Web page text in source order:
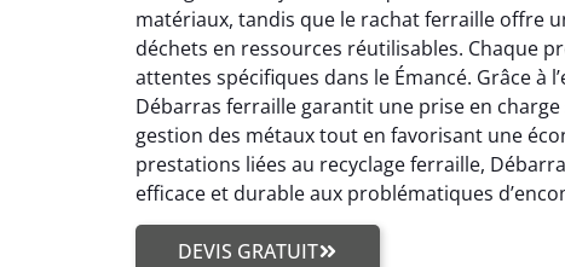
matériaux, tandis que le rachat ferraille offre
déchets en ressources réutilisables. Chaque
attentes spécifiques dans le Émancé. Grâce à
Débarras ferraille garantit une prise en
gestion des métaux tout en favorisant une
prestations liées au recyclage ferraille,
efficace et durable aux problématiques
DEVIS GRATUIT